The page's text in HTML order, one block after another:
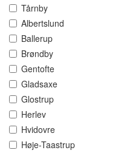
Tårnby
Albertslund
Ballerup
Brøndby
Gentofte
Gladsaxe
Glostrup
Herlev
Hvidovre
Høje-Taastrup